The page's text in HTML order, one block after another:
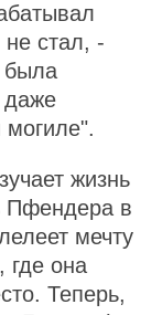
не стал, -
была
даже
жизнь
Пфендера в
мечту
где она
Теперь,